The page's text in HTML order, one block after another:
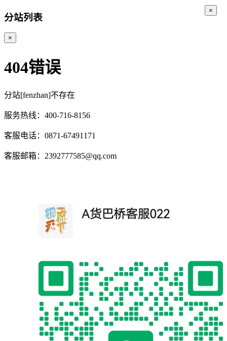
分站列表
×
404错误
分站[fenzhan]不存在
服务热线：400-716-8156
客服电话：0871-67491171
客服邮箱：2392777585@qq.com
×